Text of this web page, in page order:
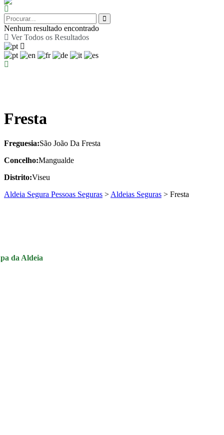
Nenhum resultado encontrado
Ver Todos os Resultados
Fresta
Freguesia:São João Da Fresta
Concelho:Mangualde
Distrito:Viseu
Aldeia Segura Pessoas Seguras > Aldeias Seguras > Fresta
da Aldeia